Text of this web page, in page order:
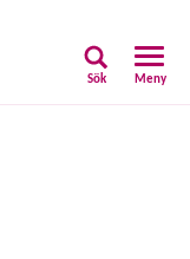
Sök Meny